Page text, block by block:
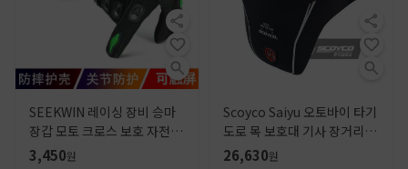
SEEKWIN 레이싱 장비 승마
장갑 모토 크로스 보호 자전거
하드 쉘 보호 기사 장갑
3,450원
Scoyco Saiyu 오토바이 타기
도로 목 보호대 기사 장거리 보
호 오토바이 장비 미끄럼 방지
26,630원